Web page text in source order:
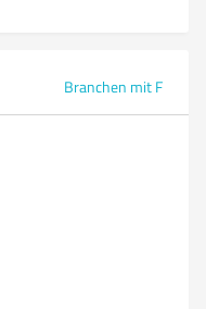
Branchen mit F